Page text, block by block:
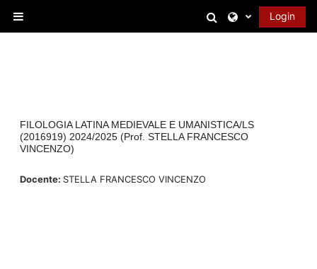
Attiva/disattiva
Login
FILOLOGIA LATINA MEDIEVALE E UMANISTICA/LS
(2016919) 2024/2025 (Prof. STELLA FRANCESCO
VINCENZO)
Docente: STELLA FRANCESCO VINCENZO